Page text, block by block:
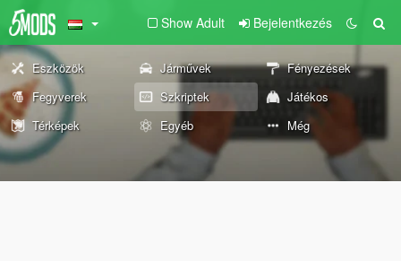
Show Adult Bejelentkezés
Eszközök Járművek
Fényezések
Fegyverek
Szkriptek
Játékos
Térképek
Egyéb Még